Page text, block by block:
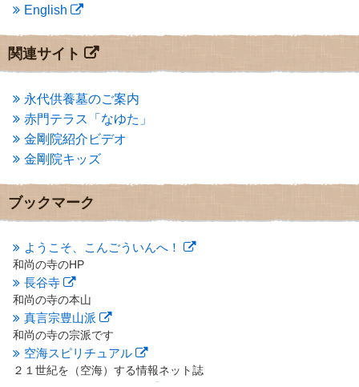
2013年9月(4)
2013年7月
(7)
2013年6月 (6)
2013年5月(13)
2013年4月(1)
2013年3月
(4)
2013年2月(6)
2013年1月(6)
2012年12月(7)
2012年10月(5)
2012年9月
(8)
2012年7月
(10)
2012年6月(14)
2012年5月
2012年4月(16)
2012年3月 (17)
2012年2月(20)
2012年1月(25)
2011年12月(22)
2011年11月(28)
English
関連サイト
永代供養墓のご案内
赤門テラス「なゆた」
金剛院紹介ビデオ
金剛院キッズ
ブックマーク
ようこそ、こんごういんへ！
和尚の寺のHP
長谷寺
和尚の寺の本山
真言宗豊山派
和尚の寺の宗派です
空海スピリチュアル
２１世紀を（空海）する情報ネット誌